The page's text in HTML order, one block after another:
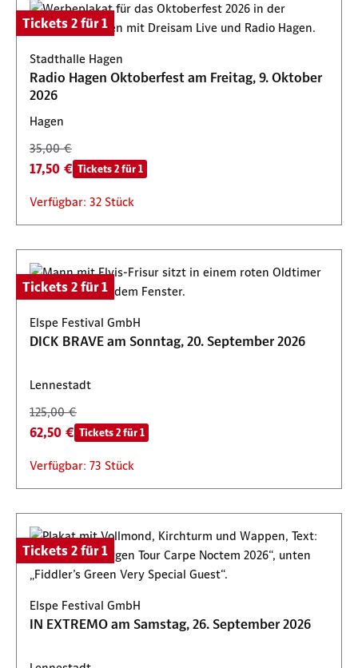
Tickets 2 für 1
Stadthalle Hagen
Radio Hagen Oktoberfest am Freitag, 9. Oktober
2026
Hagen
35,00 €
17,50 € Tickets 2 für 1
Verfügbar: 32 Stück
Tickets 2 für 1
Elspe Festival GmbH
DICK BRAVE am Sonntag, 20. September 2026
Lennestadt
125,00 €
62,50 € Tickets 2 für 1
Verfügbar: 73 Stück
Tickets 2 für 1
Elspe Festival GmbH
IN EXTREMO am Samstag, 26. September 2026